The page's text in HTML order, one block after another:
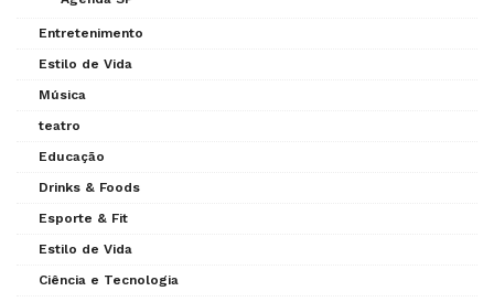
Entretenimento
Estilo de Vida
Música
teatro
Educação
Drinks & Foods
Esporte & Fit
Estilo de Vida
Ciência e Tecnologia